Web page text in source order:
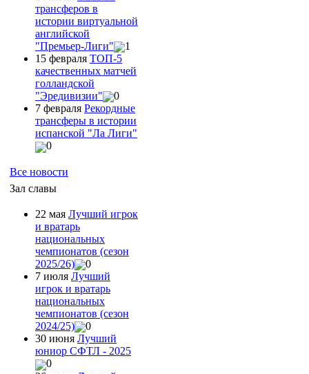
трансферов в
истории виртуальной
английской
"Премьер-Лиги"
1
15 февраля ТОП-5
качественных матчей
голландской
"Эредивизии"
0
7 февраля Рекордные
трансферы в истории
испанской "Ла Лиги"
0
Все новости
Зал славы
22 мая Лучший игрок
и вратарь
национальных
чемпионатов (сезон
2025/26)
0
7 июля Лучший
игрок и вратарь
национальных
чемпионатов (сезон
2024/25)
0
30 июня Лучший
юниор СФТЛ - 2025
0